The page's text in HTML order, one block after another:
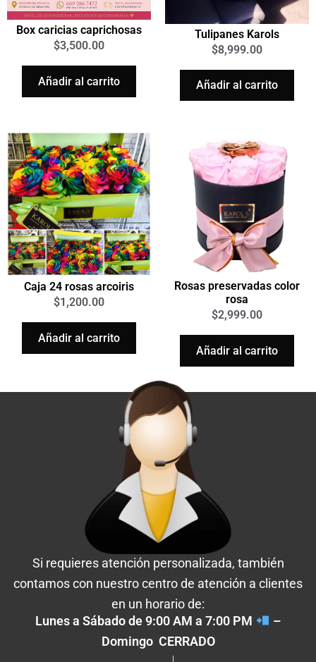
Box caricias caprichosas
$3,500.00
Añadir al carrito
Tulipanes Karols
$8,999.00
Añadir al carrito
Caja 24 rosas arcoiris
$1,200.00
Añadir al carrito
Rosas preservadas color
rosa
$2,999.00
Añadir al carrito
Si requieres atención personalizada, también
contamos con nuestro centro de atención a clientes
en un horario de:
Lunes a Sábado de 9:00 AM a 7:00 PM
–
Domingo CERRADO